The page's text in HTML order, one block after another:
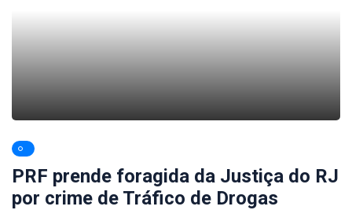
PRF prende foragida da Justiça do RJ
por crime de Tráfico de Drogas